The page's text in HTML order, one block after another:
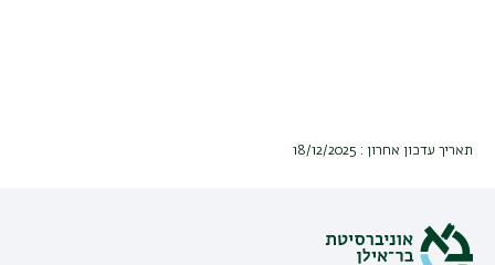
תאריך עדכון אחרון : 18/12/2025